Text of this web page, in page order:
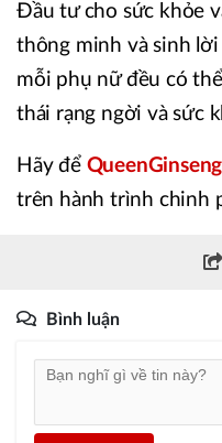
Đầu tư cho sức khỏe
thông minh và sinh lời
mỗi phụ nữ đều có
thái rạng ngời và sức
Hãy để
trên hành trình chinh
Bình luận